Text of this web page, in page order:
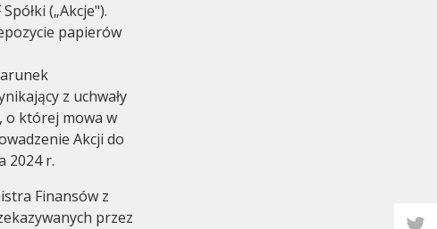
(„Akcje").
papierów
z uchwały
o której mowa w
Akcji do
2024 r.
Finansów z
przez